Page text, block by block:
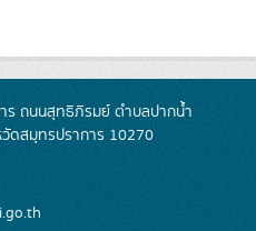
ร ถนนสุทธิภิรมย์ ตำบลปากน้ำ
ดสมุทรปราการ 10270